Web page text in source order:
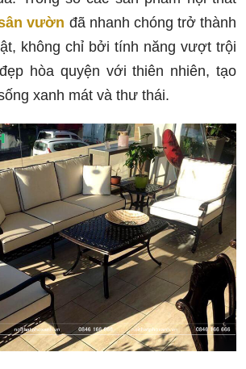
vườn đã nhanh chóng trở thành
không chỉ bởi tính năng vượt trội
hòa quyện với thiên nhiên, tạo
xanh mát và thư thái.